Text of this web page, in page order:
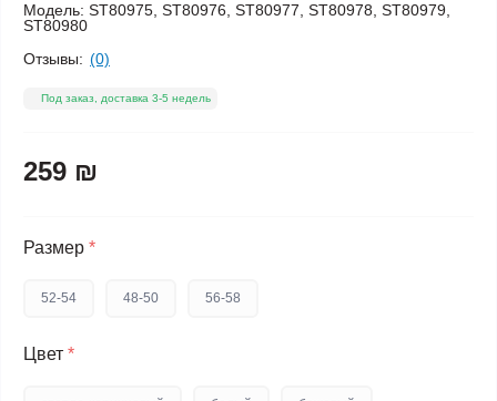
Модель: ST80975, ST80976, ST80977, ST80978, ST80979,
ST80980
Отзывы: (0)
Под заказ, доставка 3-5 недель
259 ₪
Размер *
52-54 48-50 56-58
Цвет *